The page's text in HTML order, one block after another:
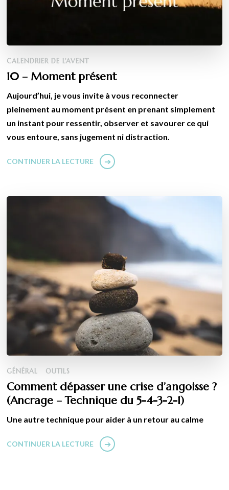
CALENDRIER DE L'AVENT
10 – Moment présent
Aujourd’hui, je vous invite à vous reconnecter
pleinement au moment présent en prenant simplement
un instant pour ressentir, observer et savourer ce qui
vous entoure, sans jugement ni distraction.
CONTINUER LA LECTURE
GÉNÉRAL OUTILS
Comment dépasser une crise d’angoisse ?
(Ancrage – Technique du 5-4-3-2-1)
Une autre technique pour aider à un retour au calme
CONTINUER LA LECTURE